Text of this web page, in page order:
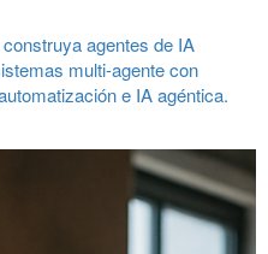
agentes de IA
multi-agente con
e IA agéntica.